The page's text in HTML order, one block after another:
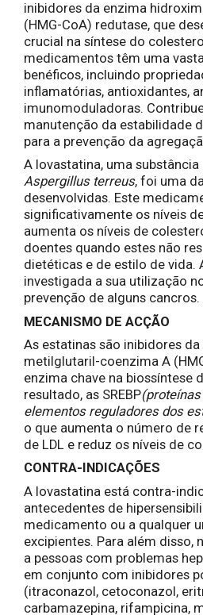
inibidores da enzima
(HMG-CoA) redutase, que
crucial na síntese do
medicamentos têm uma
benéficos, incluindo
inflamatórias, antioxidantes,
imunomoduladoras.
manutenção da estabilidade
para a prevenção da
A lovastatina, uma
Aspergillus terreus, foi uma
desenvolvidas. Este
significativamente os níveis
aumenta os níveis de
doentes quando estes não
dietéticas e de estilo de vida.
investigada a sua utilização
prevenção de alguns cancros.
MECANISMO DE ACÇÃO
As estatinas são inibidores
metilglutaril-coenzima A
enzima chave na biossíntese
resultado, as SREBP
elementos reguladores dos
o que aumenta o número de
de LDL e reduz os níveis de
CONTRA-INDICAÇÕES
A lovastatina está contra-
antecedentes de
medicamento ou a qualquer
excipientes. Para além disso,
a pessoas com problemas
em conjunto com inibidores
(itraconazol, cetoconazol,
carbamazepina, rifampicina,